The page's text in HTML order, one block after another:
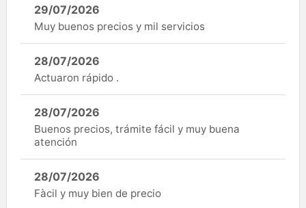
29/07/2026
Muy buenos precios y mil servicios
28/07/2026
Actuaron rápido .
28/07/2026
Buenos precios, trámite fácil y muy buena
atención
28/07/2026
Fàcil y muy bien de precio